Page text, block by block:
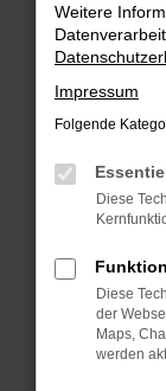
Laden
Prüfe
können
Fenster?
Starte
Das
Probleme
Weitere
Impressum
Folgende
Diese
Diese
der
Maps,
werden